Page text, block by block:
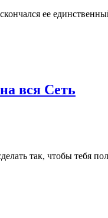
ее
вся Сеть
так, чтобы тебя